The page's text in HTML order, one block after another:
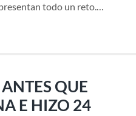
todo un reto.…
QUE
E HIZO 24